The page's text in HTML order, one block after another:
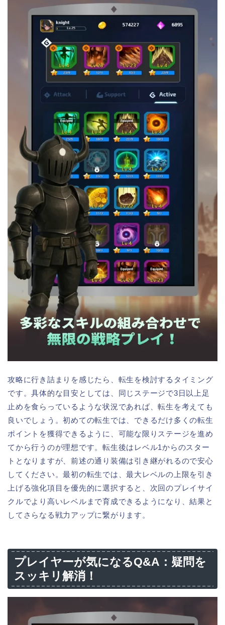
攻略に行き詰まりを感じたら、転生を検討するタイミング
です。具体的な目安としては、同じステージで3日以上足
止めを食らっているような状況であれば、転生を考えても
良いでしょう。初めての転生では、できるだけ多くの転生
ポイントを獲得できるように、可能な限りステージを進め
てから行うのが理想です。転生後はレベル1からのスター
トとなりますが、前述の通り装備は引き継がれるので安心
してください。最初の転生では、最大レベルの上限を引き
上げる強化項目を優先的に選択すると、次回のプレイサイ
クルでより高いレベルまで育成できるようになり、結果と
してさらなる戦力アップに繋がります。
プレイヤーが気になるQ&A：疑問を
スッキリ解消！